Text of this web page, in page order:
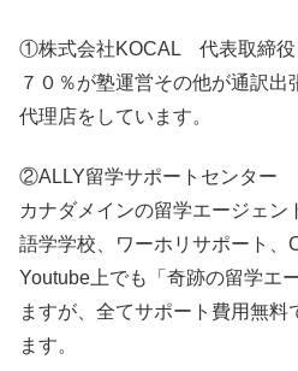
①株式会社KOCAL 代表取締役
７０％が塾運営その他が通訳
代理店をしています。
②ALLY留学サポートセンター
カナダメインの留学エージェン
語学学校、ワーホリサポート、
Youtube上でも「奇跡の留学エ
ますが、全てサポート費用無料
ます。